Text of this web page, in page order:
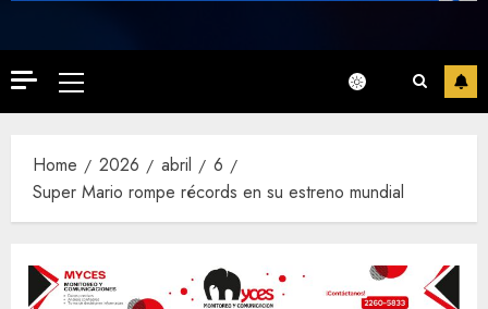
Primary
Menu
Home 2026 abril
6
Super Mario rompe récords en su estreno mundial